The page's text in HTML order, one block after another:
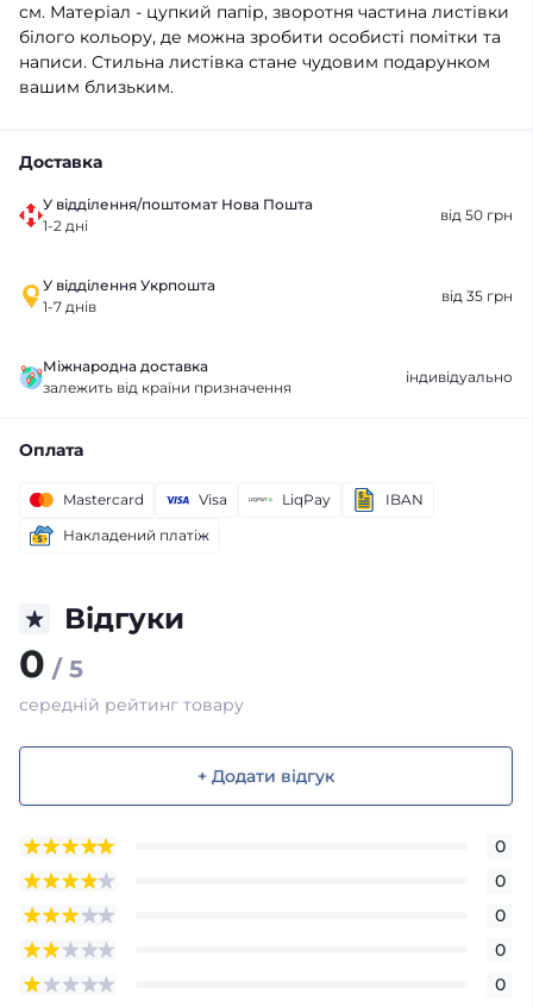
см. Матеріал - цупкий папір, зворотня частина листівки
білого кольору, де можна зробити особисті помітки та
написи. Стильна листівка стане чудовим подарунком
вашим близьким.
Доставка
У відділення/поштомат Нова Пошта
1-2 дні
від 50 грн
У відділення Укрпошта
1-7 днів
від 35 грн
Міжнародна доставка
залежить від країни призначення
індивідуально
Оплата
Mastercard Visa LiqPay
IBAN
Накладений платіж
Відгуки
0 / 5
середній рейтинг товару
+ Додати відгук
0
0
0
0
0